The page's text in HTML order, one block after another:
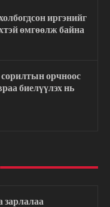
иргэнийг
өмгөөлж байна
орчноос
биелүүлэх нь
зарлалаа